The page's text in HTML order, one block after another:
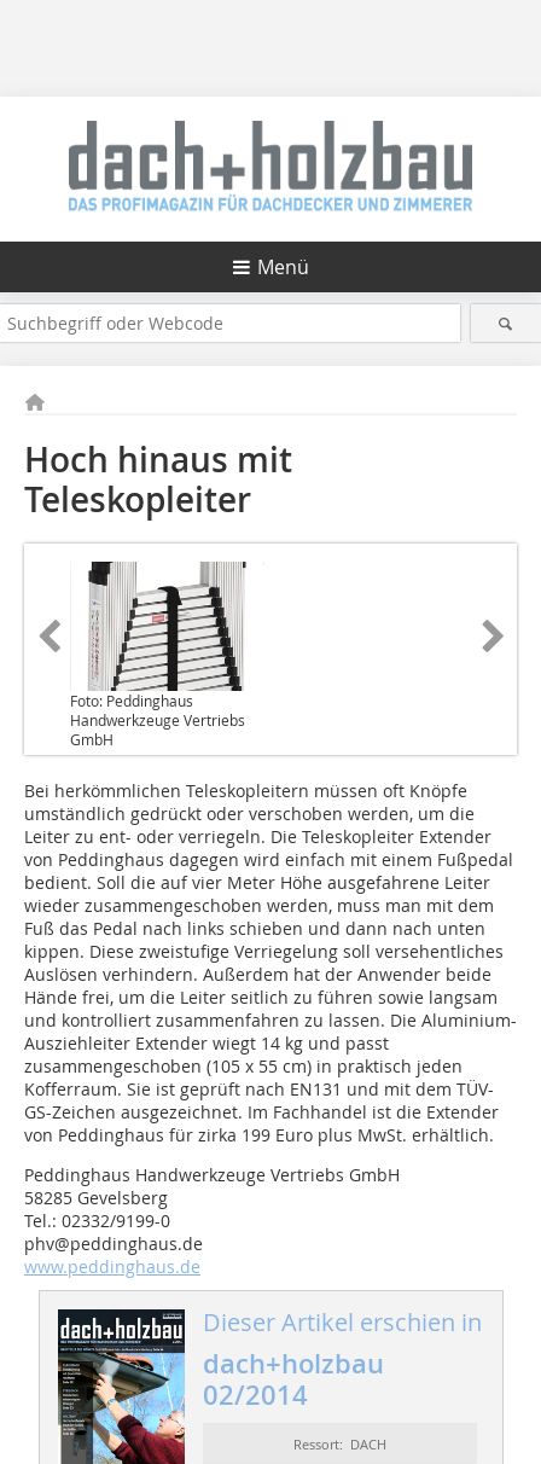
Menü
Hoch hinaus mit
Teleskopleiter
Foto: Peddinghaus
Handwerkzeuge Vertriebs
GmbH
Bei herkömmlichen Teleskopleitern müssen oft Knöpfe
umständlich gedrückt oder verschoben werden, um die
Leiter zu ent- oder verriegeln. Die Teleskopleiter Extender
von Peddinghaus dagegen wird einfach mit einem Fußpedal
bedient. Soll die auf vier Meter Höhe ausgefahrene Leiter
wieder zusammengeschoben werden, muss man mit dem
Fuß das Pedal nach links schieben und dann nach unten
kippen. Diese zweistufige Verriegelung soll versehentliches
Auslösen verhindern. Außerdem hat der Anwender beide
Hände frei, um die Leiter seitlich zu führen sowie langsam
und kontrolliert zusammenfahren zu lassen. Die Aluminium-
Ausziehleiter Extender wiegt 14 kg und passt
zusammengeschoben (105 x 55 cm) in praktisch jeden
Kofferraum. Sie ist geprüft nach EN131 und mit dem TÜV-
GS-Zeichen ausgezeichnet. Im Fachhandel ist die Extender
von Peddinghaus für zirka 199 Euro plus MwSt. erhältlich.
Peddinghaus Handwerkzeuge Vertriebs GmbH
58285 Gevelsberg
Tel.: 02332/9199-0
phv@peddinghaus.de
www.peddinghaus.de
Dieser Artikel erschien in
dach+holzbau
02/2014
Ressort: DACH